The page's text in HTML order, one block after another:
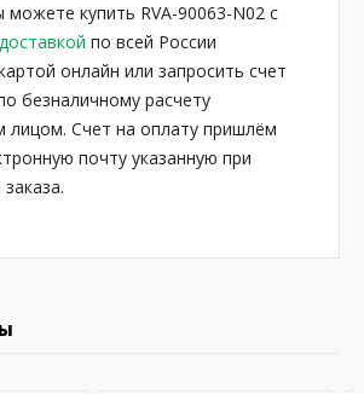
можете купить RVA-90063-N02 с
по всей России
онлайн или запросить счет
безналичному расчету
лицом. Счет на оплату пришлём
почту указанную при